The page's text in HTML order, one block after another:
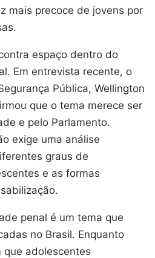
mais precoce de jovens por
espaço dentro do
Em entrevista recente, o
Pública, Wellington
que o tema merece ser
e pelo Parlamento.
exige uma análise
graus de
e as formas
penal é um tema que
no Brasil. Enquanto
adolescentes